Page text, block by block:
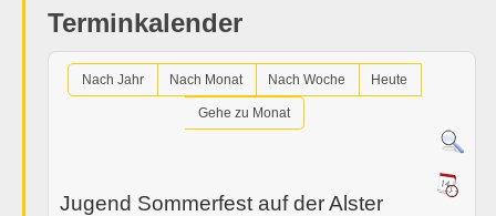
Terminkalender
Nach Jahr Nach Monat Nach Woche Heute
Gehe zu Monat
Jugend Sommerfest auf der Alster